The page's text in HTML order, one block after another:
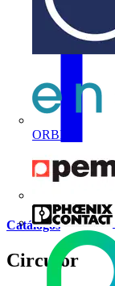
ORBIS
Catálogos
Circutor